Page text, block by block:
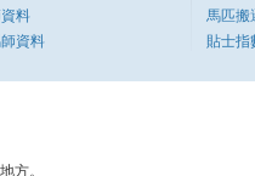
料
資料
馬匹搬
貼士指
方。